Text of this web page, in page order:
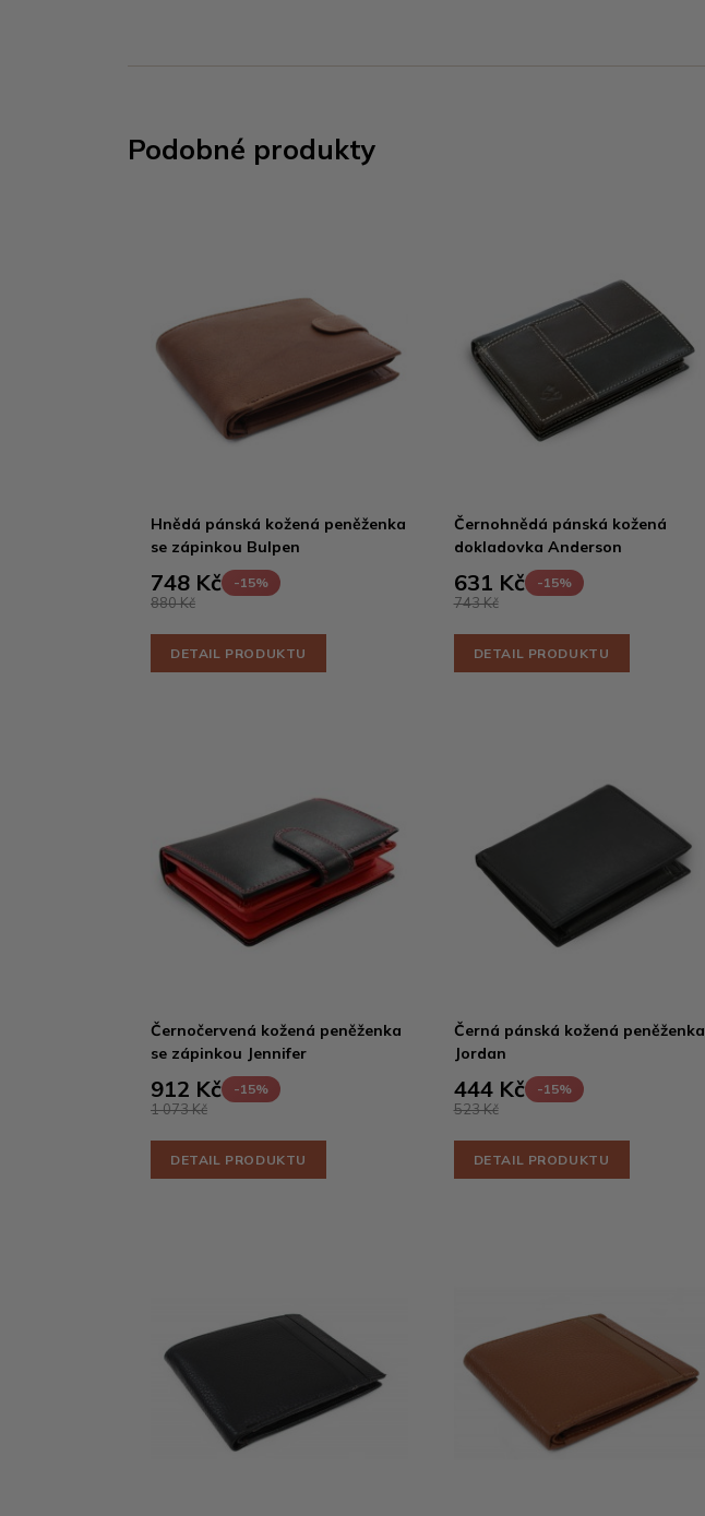
Podobné produkty
Hnědá pánská kožená peněženka
se zápinkou Bulpen
748 Kč -15%
880 Kč
DETAIL PRODUKTU
Černohnědá pánská kožená
dokladovka Anderson
631 Kč -15%
743 Kč
DETAIL PRODUKTU
Černočervená kožená peněženka
se zápinkou Jennifer
912 Kč -15%
1 073 Kč
DETAIL PRODUKTU
Černá pánská kožená peněženka
Jordan
444 Kč -15%
523 Kč
DETAIL PRODUKTU